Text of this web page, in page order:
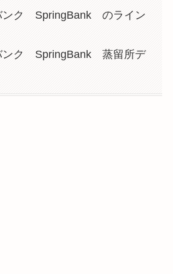
ンク SpringBank のライン
ンク SpringBank 蒸留所デ